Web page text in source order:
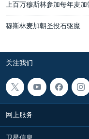
上百万穆斯林参加每年麦加
穆斯林麦加朝圣投石驱魔
关注我们
网上服务